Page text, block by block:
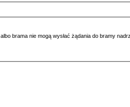
brama nie mogą wysłać żądania do bramy